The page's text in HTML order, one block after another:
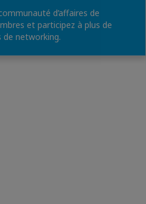
d’affaires de
et participez à plus de
de networking.